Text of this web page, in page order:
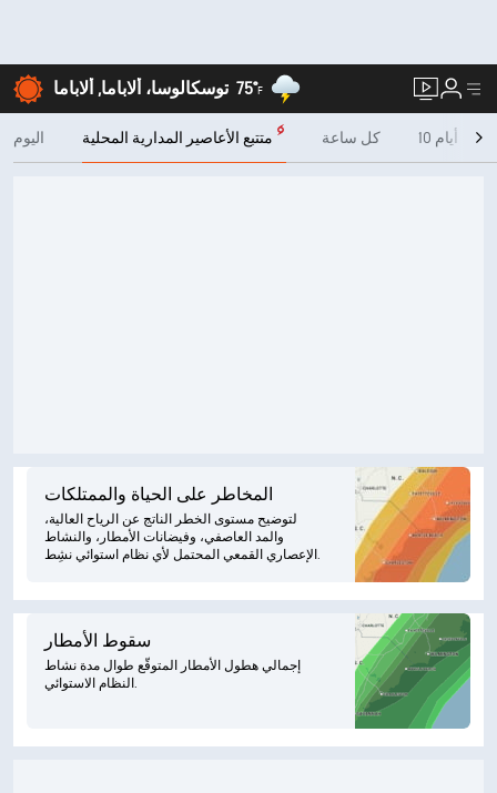
توسكالوسا، ألاباما, ألاباما 75°F
اليوم متتبع الأعاصير المدارية المحلية كل ساعة 10 أيام
المخاطر على الحياة والممتلكات
لتوضيح مستوى الخطر الناتج عن الرياح العالية،
والمد العاصفي، وفيضانات الأمطار، والنشاط
الإعصاري القمعي المحتمل لأي نظام استوائي نشِط.
سقوط الأمطار
إجمالي هطول الأمطار المتوقّع طوال مدة نشاط
النظام الاستوائي.